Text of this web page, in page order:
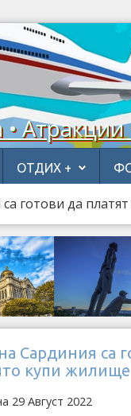
•
ОТДИХ +
готови да
Сардиния са
купи жилище
29 Август 2022